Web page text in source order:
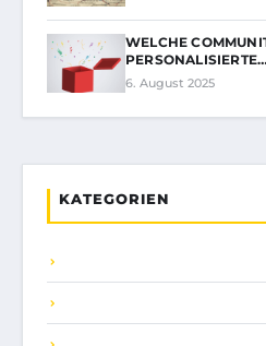
WELCHE
PERSONALISIERTE…
6. August 2025
KATEGORIEN